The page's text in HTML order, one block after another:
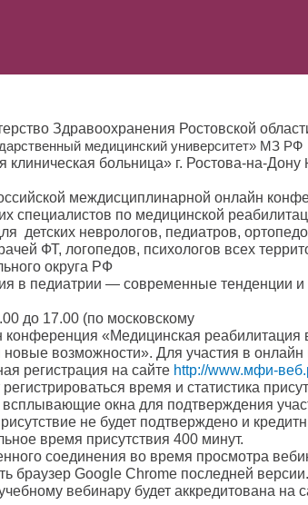
Здравоохранения Ростовской
медицинский университет» МЗ РФ
клиническая больница» г. Ростова-на-Дону
междисциплинарной онлайн
специалистов по медицинской
детских неврологов, педиатров,
ФТ, логопедов, психологов всех
округа РФ
в педиатрии — современные тенденции
до 17.00 (по московскому
конференция «Медицинская реабилитация
возможности». Для участия в онлайн
регистрация на сайте http://www.мфи-
время и статистика
всплывающие окна для подтверждения
не будет подтверждено и
время присутствия 400 минут.
соединения во время просмотра
браузер Google Chrome последней версии.
вебинару будет аккредитована на